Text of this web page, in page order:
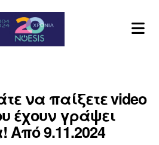
να παίξετε video
έχουν γράψει
Από 9.11.2024